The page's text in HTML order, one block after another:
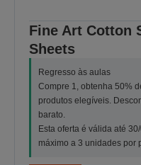
Fine Art Cotton
Sheets
Regresso às aulas
Compre 1, obtenha 50%
produtos elegíveis.
barato.
Esta oferta é válida até
máximo a 3 unidades por